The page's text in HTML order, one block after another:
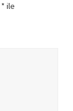
* ile